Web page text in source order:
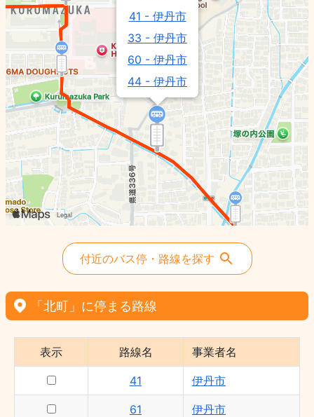
41 - 伊丹市
33 - 伊丹市
60 - 伊丹市
44 - 伊丹市
61 - 伊丹市
34 - 伊丹市
35 - 伊丹市
付近のバス停・路線を探す
「北町」に停まる路線
表示 路線名 事業者名
41 伊丹市
61 伊丹市